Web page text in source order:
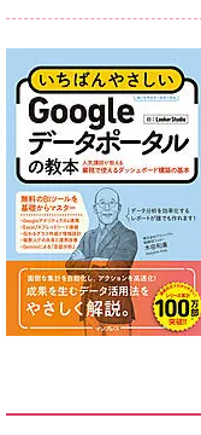
無料BIツー
いGoogle
人気講師が
ダッシュボ
様にプレゼ
7月31日 10:00